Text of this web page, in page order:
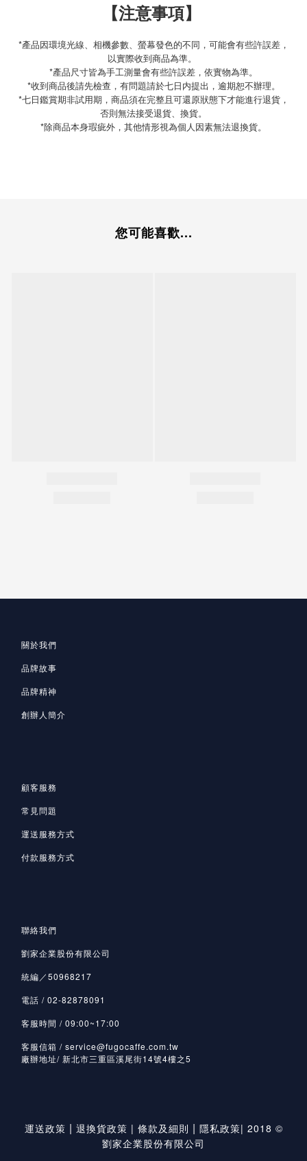
【注意事項】
*產品因環境光線、相機參數、螢幕發色的不同，可能會有些許誤差，
以實際收到商品為準。
*產品尺寸皆為手工測量會有些許誤差，依實物為準。
*收到商品後請先檢查，有問題請於七日内提出，逾期恕不辦理。
*七日鑑賞期非試用期，商品須在完整且可還原狀態下才能進行退貨，
否則無法接受退貨、換貨。
*除商品本身瑕疵外，其他情形視為個人因素無法退換貨。
您可能喜歡...
關於我們
品牌故事
品牌精神
創辦人簡介
顧客服務
常見問題
運送服務方式
付款服務方式
聯絡我們
劉家企業股份有限公司
統編／50968217
電話 / 02-82878091
客服時間 / 09:00~17:00
客服信箱 / service@fugocaffe.com.tw
廠辦地址/ 新北市三重區溪尾街14號4樓之5
運送政策 | 退換貨政策 | 條款及細則 | 隱私政策| 2018 ©
劉家企業股份有限公司